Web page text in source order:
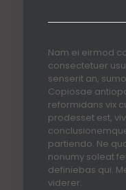
Nam ei eirmod
consectetuer
senserit an,
Copiosae
reformidans vix
prodesset est,
partiendo. Ne
nonumy soleat
definiebas qui.
viderer.